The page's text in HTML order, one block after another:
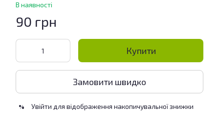
В наявності
90 грн
Купити
Замовити швидко
% Увійти для відображення накопичувальної знижки